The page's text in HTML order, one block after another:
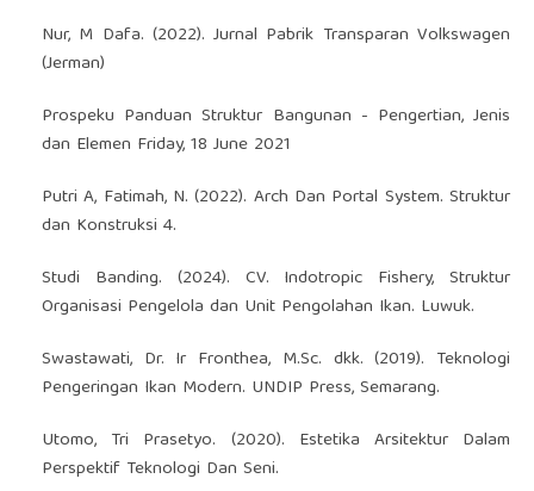
Nur, M Dafa. (2022). Jurnal Pabrik Transparan Volkswagen
(Jerman)
Prospeku Panduan Struktur Bangunan - Pengertian, Jenis
dan Elemen Friday, 18 June 2021
Putri A, Fatimah, N. (2022). Arch Dan Portal System. Struktur
dan Konstruksi 4.
Studi Banding. (2024). CV. Indotropic Fishery, Struktur
Organisasi Pengelola dan Unit Pengolahan Ikan. Luwuk.
Swastawati, Dr. Ir Fronthea, M.Sc. dkk. (2019). Teknologi
Pengeringan Ikan Modern. UNDIP Press, Semarang.
Utomo, Tri Prasetyo. (2020). Estetika Arsitektur Dalam
Perspektif Teknologi Dan Seni.